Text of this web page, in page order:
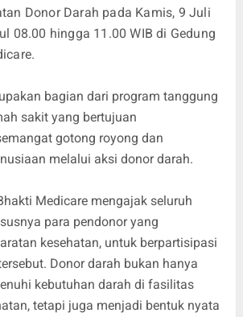
Donor Darah pada Kamis, 9 Juli
08.00 hingga 11.00 WIB di Gedung
bagian dari program tanggung
sakit yang bertujuan
gotong royong dan
melalui aksi donor darah.
Medicare mengajak seluruh
para pendonor yang
kesehatan, untuk berpartisipasi
Donor darah bukan hanya
kebutuhan darah di fasilitas
tetapi juga menjadi bentuk nyata